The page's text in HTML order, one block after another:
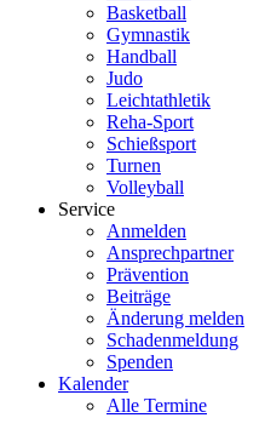
Basketball
Gymnastik
Handball
Judo
Leichtathletik
Reha-Sport
Schießsport
Turnen
Volleyball
Service
Anmelden
Ansprechpartner
Prävention
Beiträge
Änderung melden
Schadenmeldung
Spenden
Kalender
Alle Termine